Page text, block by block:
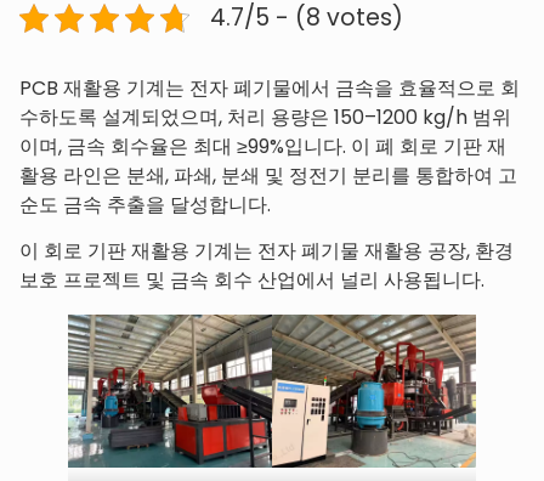
4.7/5 - (8 votes)
PCB 재활용 기계는 전자 폐기물에서 금속을 효율적으로 회
수하도록 설계되었으며, 처리 용량은 150–1200 kg/h 범위
이며, 금속 회수율은 최대 ≥99%입니다. 이 폐 회로 기판 재
활용 라인은 분쇄, 파쇄, 분쇄 및 정전기 분리를 통합하여 고
순도 금속 추출을 달성합니다.
이 회로 기판 재활용 기계는 전자 폐기물 재활용 공장, 환경
보호 프로젝트 및 금속 회수 산업에서 널리 사용됩니다.